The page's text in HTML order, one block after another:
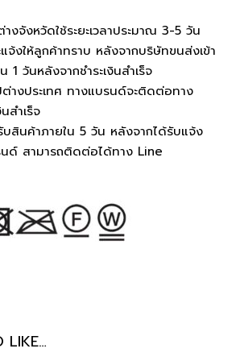
งจังหวัดใช้ระยะเวลาประมาณ 3-5 วัน
จ้งให้ลูกค้าทราบ หลังจากบริษัทขนส่งเข้า
1 วันหลังจากชำระเงินสำเร็จ
างประเทศ ทางแบรนด์จะติดต่อทาง
สำเร็จ
สินค้าภายใน 5 วัน หลังจากได้รับแจ้ง
ด์ สามารถติดต่อได้ทาง Line
LIKE…